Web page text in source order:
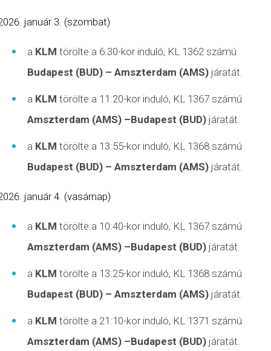
január 3. (szombat)
a KLM törölte a 6:30-kor induló, KL 1362 számú
Budapest (BUD) – Amszterdam (AMS) járatát.
a KLM törölte a 11:20-kor induló, KL 1367 számú
Amszterdam (AMS) –Budapest (BUD) járatát.
a KLM törölte a 13:55-kor induló, KL 1368 számú
Budapest (BUD) – Amszterdam (AMS) járatát.
január 4. (vasárnap)
a KLM törölte a 10:40-kor induló, KL 1367 számú
Amszterdam (AMS) –Budapest (BUD) járatát.
a KLM törölte a 13:25-kor induló, KL 1368 számú
Budapest (BUD) – Amszterdam (AMS) járatát.
a KLM törölte a 21:10-kor induló, KL 1371 számú
Amszterdam (AMS) –Budapest (BUD) járatát.